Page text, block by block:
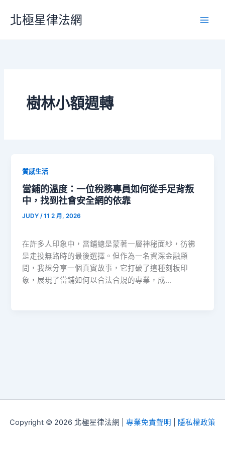
要
北極星律法網
樹林小額週轉
質感生活
當鋪的溫度：一位稅務專員如何從手足背叛
中，找到社會安全網的依靠
JUDY /11 2 月, 2026
在許多人印象中，當鋪總是蒙著一層神秘面紗，彷彿
是走投無路時的最後選擇。但作為一名資深金融顧
問，我想分享一個真實故事，它打破了這種刻板印
象，展現了當鋪如何以合法合規的專業，成…
Copyright © 2026 北極星律法網 | 專業免責聲明 隱私權政策